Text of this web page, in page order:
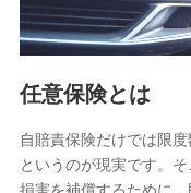
報。例として、d
構成、住所、dポ
含まれます。
当社又は株式会社
又は株式会社NTT
約状態・ご利用履
る情報、アプリケ
任意保険とは
自賠責保険だけでは限
というのが現実です。